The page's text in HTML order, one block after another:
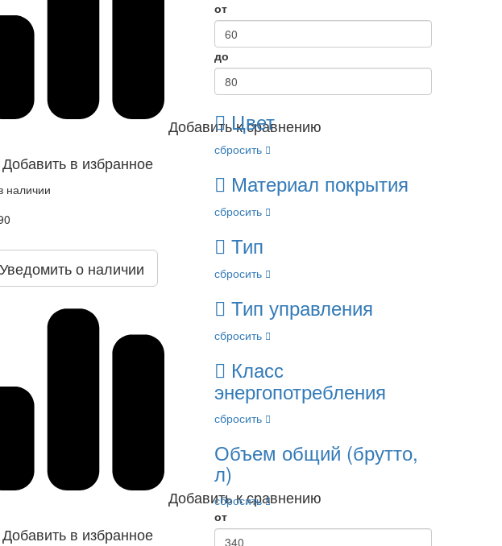
Добавить к сравнению
Добавить в избранное
наличии
Уведомить о наличии
Добавить к сравнению
Добавить в избранное
от
до
Цвет
сбросить
Материал покрытия
сбросить
Тип
сбросить
Тип управления
сбросить
Класс
энергопотребления
сбросить
Объем общий (брутто,
л)
сбросить
от